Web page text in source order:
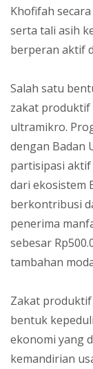
Khofifah
serta tali asih
berperan aktif
Salah satu
zakat produktif
ultramikro.
dengan Badan
partisipasi aktif
dari ekosistem
berkontribusi
penerima
sebesar
tambahan
Zakat
bentuk
ekonomi yang
kemandirian